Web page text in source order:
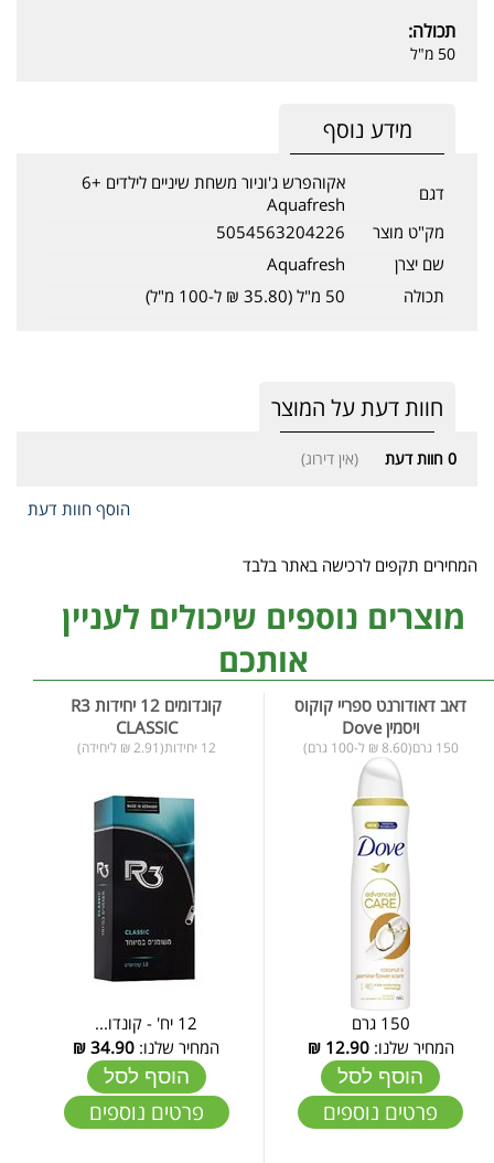
תכולה:
50 מ"ל
מידע נוסף
דגם
אקוהפרש ג'וניור משחת שיניים לילדים +6
Aquafresh
מק"ט מוצר
5054563204226
שם יצרן
Aquafresh
תכולה
50 מ"ל (35.80 ₪ ל-100 מ"ל)
חוות דעת על המוצר
0 חוות דעת (אין דירוג)
הוסף חוות דעת
המחירים תקפים לרכישה באתר בלבד
מוצרים נוספים שיכולים לעניין
אותכם
דאב דאודורנט ספריי קוקוס
ויסמין Dove
150 גרם(8.60 ₪ ל-100 גרם)
150 גרם
המחיר שלנו:12.90
₪
הוסף לסל
פרטים נוספים
קונדומים 12 יחידות R3
CLASSIC
12 יחידות(2.91 ₪ ליחידה)
12 יח' - קונדו...
המחיר שלנו: 34.90
₪
הוסף לסל
פרטים נוספים